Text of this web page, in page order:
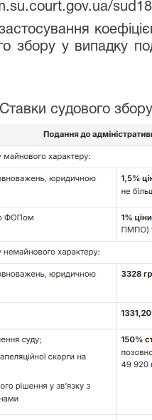
збору у випадку
Ставки судового